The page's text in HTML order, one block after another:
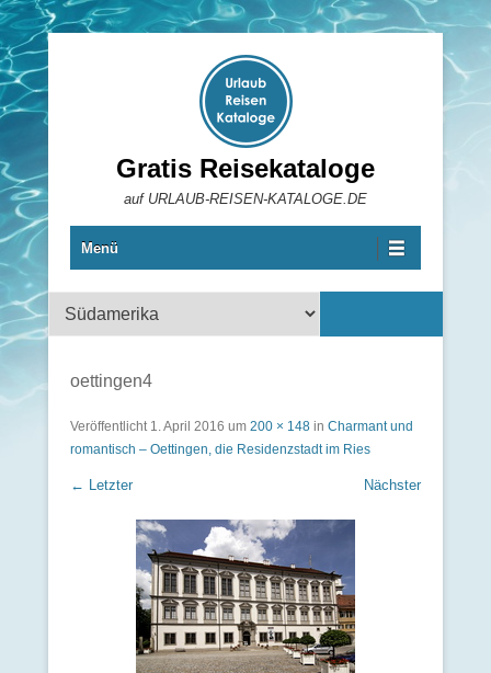
Gratis Reisekataloge
auf URLAUB-REISEN-KATALOGE.DE
Menü
Reisekataloge
oettingen4
Veröffentlicht 1. April 2016 um 200 × 148 in Charmant und
romantisch – Oettingen, die Residenzstadt im Ries
← Letzter Nächster